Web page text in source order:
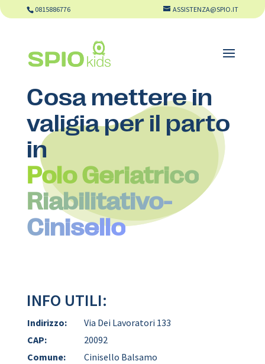
0815886776 ASSISTENZA@SPIO.IT
Cosa mettere in
valigia per il parto
in
Polo Geriatrico
Riabilitativo-
Cinisello
INFO UTILI:
Indirizzo:
Via Dei Lavoratori 133
CAP:
20092
Comune:
Cinisello Balsamo